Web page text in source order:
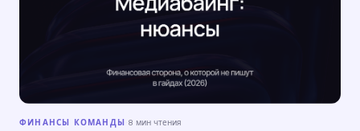
ФИНАНСЫ КОМАНДЫ ·8 мин чтения